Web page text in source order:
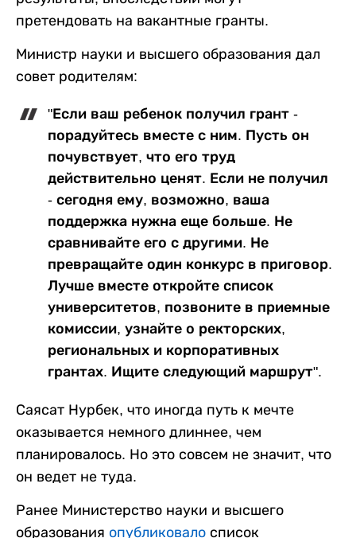
претендовать на вакантные гранты.
Министр науки и высшего образования дал
совет родителям:
"Если ваш ребенок получил грант -
порадуйтесь вместе с ним. Пусть он
почувствует, что его труд
действительно ценят. Если не получил
- сегодня ему, возможно, ваша
поддержка нужна еще больше. Не
сравнивайте его с другими. Не
превращайте один конкурс в приговор.
Лучше вместе откройте список
университетов, позвоните в приемные
комиссии, узнайте о ректорских,
региональных и корпоративных
грантах. Ищите следующий маршрут".
Саясат Нурбек, что иногда путь к мечте
оказывается немного длиннее, чем
планировалось. Но это совсем не значит, что
он ведет не туда.
Ранее Министерство науки и высшего
образования опубликовало список